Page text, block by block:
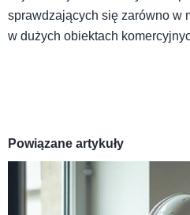
sprawdzających się zarówno w
w dużych obiektach
Powiązane artykuły